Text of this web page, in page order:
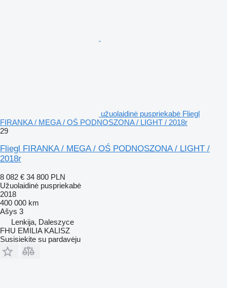
užuolaidinė puspriekabė Fliegl
FIRANKA / MEGA / OŚ PODNOSZONA / LIGHT / 2018r
29
Fliegl FIRANKA / MEGA / OŚ PODNOSZONA / LIGHT /
2018r
8 082 € 34 800 PLN
Užuolaidinė puspriekabė
2018
400 000 km
Ašys 3
Lenkija, Daleszyce
FHU EMILIA KALISZ
Susisiekite su pardavėju